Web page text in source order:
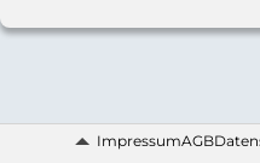
ImpressumAGB